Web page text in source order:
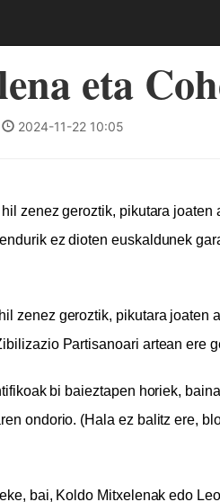
eta
2024-11-22 10:05
zenez geroztik, pikutara
ez dioten euskaldunek
zenez geroztik, pikutara joaten
Partisanoari artean ere
bi baieztapen horiek,
ondorio. (Hala ez balitz ere,
bai, Koldo Mitxelenak edo